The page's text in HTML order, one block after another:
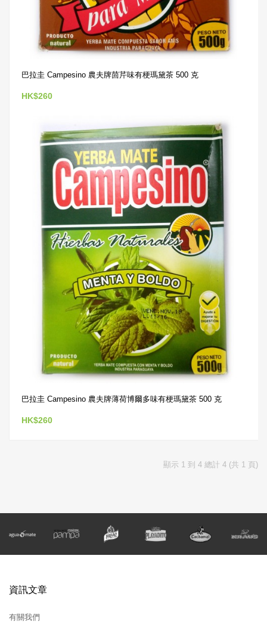
巴拉圭 Campesino 農夫牌茴芹味有梗瑪黛茶 500 克
HK$260
巴拉圭 Campesino 農夫牌薄荷博爾多味有梗瑪黛茶 500 克
HK$260
顯示 1 到 4 總計 4 (共 1 頁)
資訊文章
有關我們